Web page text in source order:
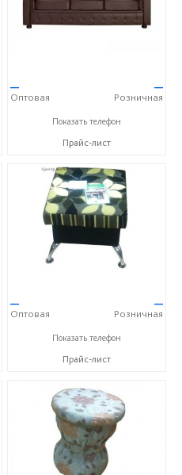
—
Оптовая
—
Розничная
+7 (910) 652-89-53 Александра
Показать телефон
Прайс-лист
—
Оптовая
—
Розничная
+7 (910) 652-89-53 Александра
Показать телефон
Прайс-лист